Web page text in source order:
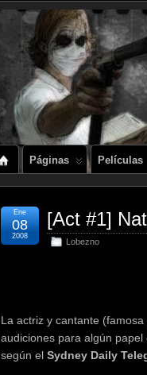
Páginas Películas
[Act #1]
Lobezno
Ene
08
2008
La actriz y cantante
audiciones para algún
según el Sydney Daily